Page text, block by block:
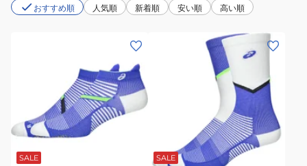
おすすめ順 人気順 新着順 安い順 高い順
SALE SALE